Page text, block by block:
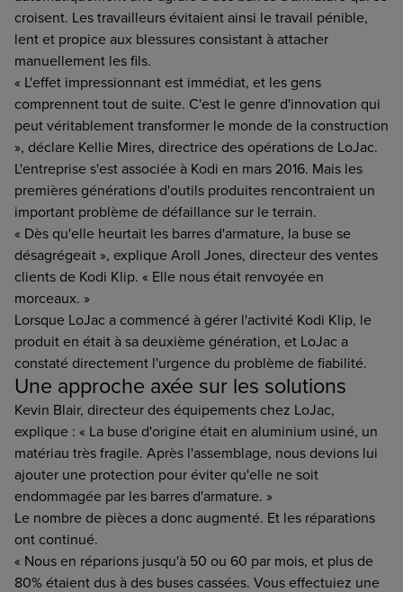
croisent. Les travailleurs évitaient ainsi le travail pénible,
lent et propice aux blessures consistant à attacher
manuellement les fils.
« L'effet impressionnant est immédiat, et les gens
comprennent tout de suite. C'est le genre d'innovation qui
peut véritablement transformer le monde de la construction
», déclare Kellie Mires, directrice des opérations de LoJac.
L'entreprise s'est associée à Kodi en mars 2016. Mais les
premières générations d'outils produites rencontraient un
important problème de défaillance sur le terrain.
« Dès qu'elle heurtait les barres d'armature, la buse se
désagrégeait », explique Aroll Jones, directeur des ventes
clients de Kodi Klip. « Elle nous était renvoyée en
morceaux. »
Lorsque LoJac a commencé à gérer l'activité Kodi Klip, le
produit en était à sa deuxième génération, et LoJac a
constaté directement l'urgence du problème de fiabilité.
Une approche axée sur les solutions
Kevin Blair, directeur des équipements chez LoJac,
explique : « La buse d'origine était en aluminium usiné, un
matériau très fragile. Après l'assemblage, nous devions lui
ajouter une protection pour éviter qu'elle ne soit
endommagée par les barres d'armature. »
Le nombre de pièces a donc augmenté. Et les réparations
ont continué.
« Nous en réparions jusqu'à 50 ou 60 par mois, et plus de
80% étaient dus à des buses cassées. Vous effectuiez une